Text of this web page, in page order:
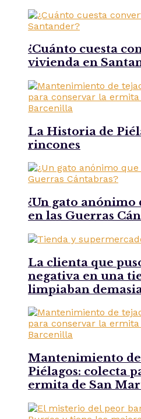
¿Cuánto cuesta
vivienda en
La Historia de
rincones
¿Un gato
en las Guerras
La clienta que
negativa en una
limpiaban
Mantenimiento
Piélagos: colecta
ermita de San